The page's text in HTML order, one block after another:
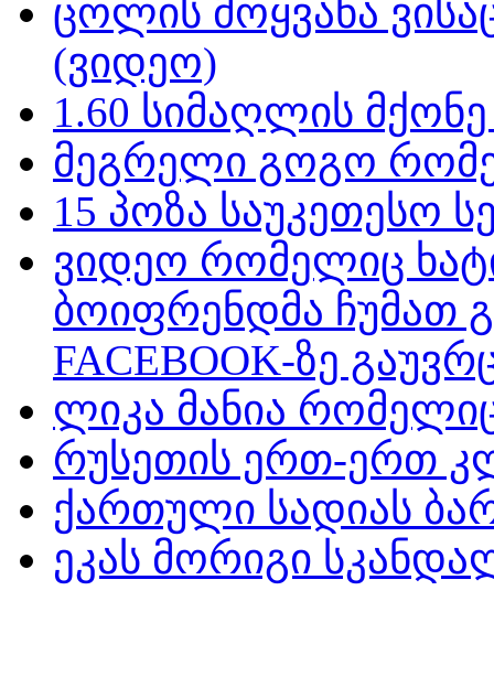
ცოლის მოყვანა
(ვიდეო)
1.60 სიმაღლის
მეგრელი გოგო
15 პოზა საუკეთესო
ვიდეო რომელიც
ბოიფრენდმა ჩუმათ
FACEBOOK-ზე
ლიკა მანია
რუსეთის ერთ-ერთ
ქართული სადიას
ეკას მორიგი